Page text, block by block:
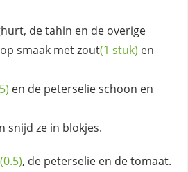
de tahin en de overige
smaak metzout(1 stuk) en
en de peterselie schoon en
snijd ze in blokjes.
(0.5), de peterselie en de tomaat.